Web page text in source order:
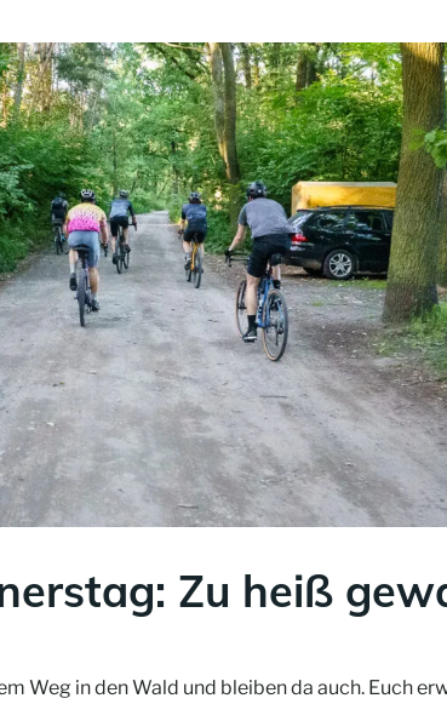
Zu heiß
Weg in den Wald und bleiben da auch. Euch